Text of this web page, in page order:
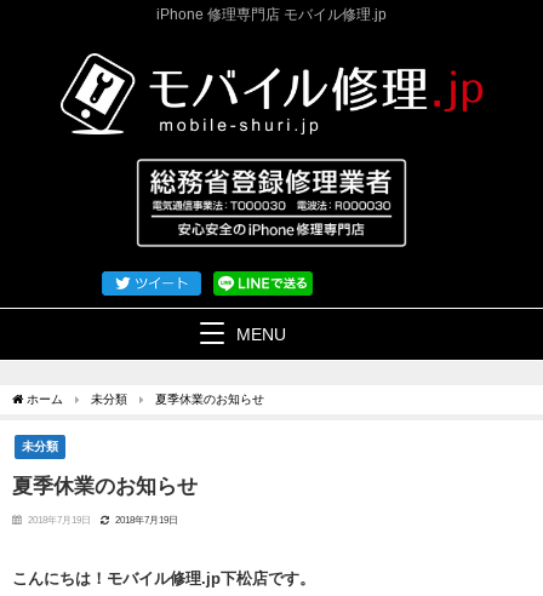
iPhone 修理専門店 モバイル修理.jp
MENU
ホーム 未分類 夏季休業のお知らせ
未分類
夏季休業のお知らせ
2018年7月19日 2018年7月19日
こんにちは！モバイル修理.jp下松店です。